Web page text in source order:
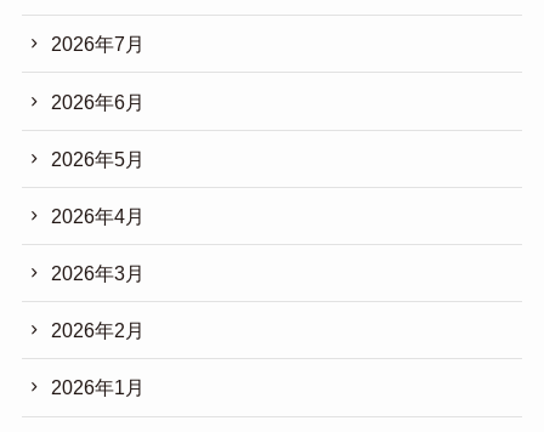
2026年7月
2026年6月
2026年5月
2026年4月
2026年3月
2026年2月
2026年1月